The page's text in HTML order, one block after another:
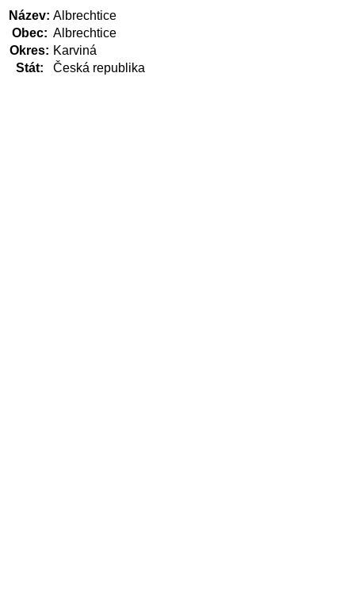
Název: Albrechtice
Obec: Albrechtice
Okres: Karviná
Stát:
Česká republika